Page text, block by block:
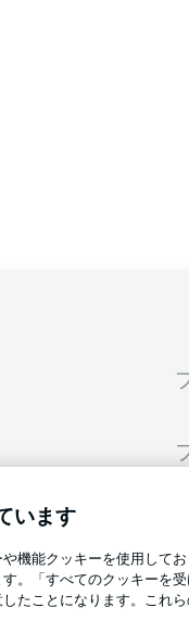
スターテ
います
機能クッキーを使用して
。「すべてのクッキーを
たことになります。これら